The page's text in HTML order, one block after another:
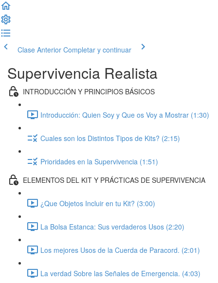
Clase Anterior Completar y continuar
Supervivencia Realista
INTRODUCCIÓN Y PRINCIPIOS BÁSICOS
Introducción: Quien Soy y Que os Voy a Mostrar (1:30)
Cuales son los Distintos Tipos de Kits? (2:15)
Prioridades en la Supervivencia (1:51)
ELEMENTOS DEL KIT Y PRÁCTICAS DE SUPERVIVENCIA
¿Que Objetos Incluir en tu Kit? (3:00)
La Bolsa Estanca: Sus verdaderos Usos (2:20)
Los mejores Usos de la Cuerda de Paracord. (2:01)
La verdad Sobre las Señales de Emergencia. (4:03)